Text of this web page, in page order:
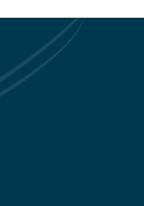
sind weltweit auf
diesem Bereich
Abteilung
und
von Prof. Dr.
Deutsche